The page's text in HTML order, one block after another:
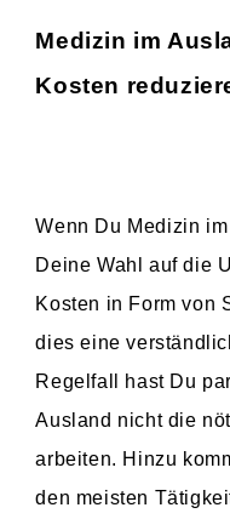
Medizin im
Kosten
Wenn Du Medizin
Deine Wahl auf die
Kosten in Form von
dies eine
Regelfall hast Du
Ausland nicht die
arbeiten. Hinzu
den meisten